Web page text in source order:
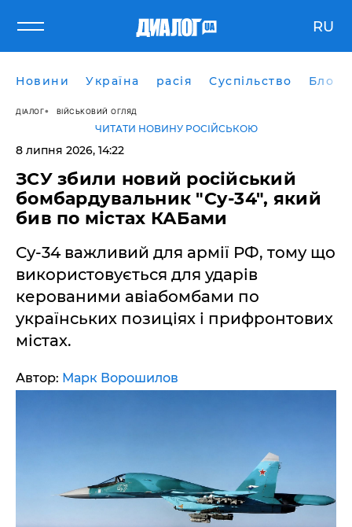
RU
Новини Україна расія Суспільство Блоги
ДІАЛОГ ВІЙСЬКОВИЙ ОГЛЯД
ЧИТАТИ НОВИНУ РОСІЙСЬКОЮ
8 липня 2026, 14:22
ЗСУ збили новий російський
бомбардувальник "Су-34", який
бив по містах КАБами
Су-34 важливий для армії РФ, тому що
використовується для ударів
керованими авіабомбами по
українських позиціях і прифронтових
містах.
Автор: Марк Ворошилов